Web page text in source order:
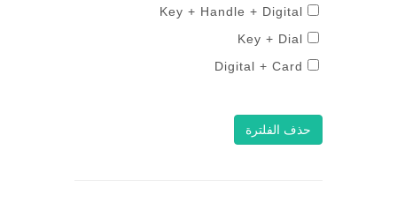
حذف الفلترة